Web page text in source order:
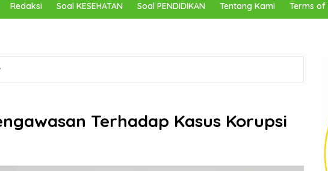
Redaksi Soal KESEHATAN Soal PENDIDIKAN Tentang Kami Terms of
Terhadap Kasus Korupsi